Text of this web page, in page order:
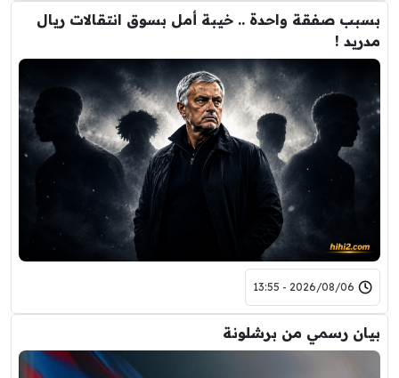
بسبب صفقة واحدة .. خيبة أمل بسوق انتقالات ريال
مدريد !
2026/08/06 - 13:55
بيان رسمي من برشلونة